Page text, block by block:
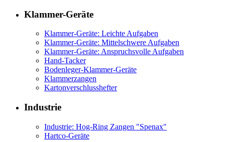
Klammer-Geräte
Klammer-Geräte: Leichte Aufgaben
Klammer-Geräte: Mittelschwere Aufgaben
Klammer-Geräte: Anspruchsvolle Aufgaben
Hand-Tacker
Bodenleger-Klammer-Geräte
Klammerzangen
Kartonverschlusshefter
Industrie
Industrie: Hog-Ring Zangen "Spenax"
Hartco-Geräte